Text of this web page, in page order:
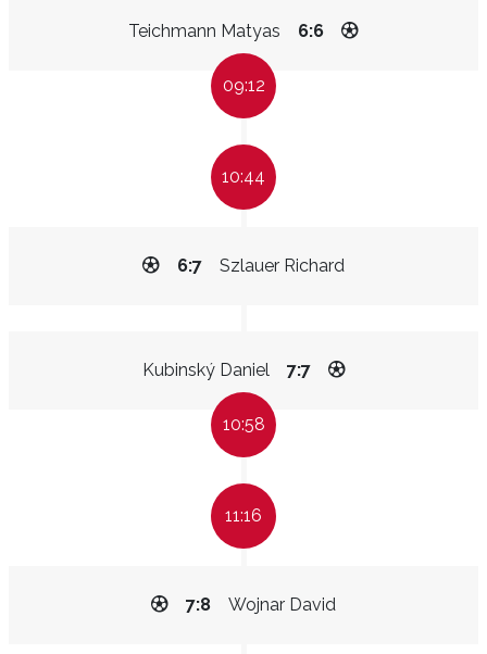
Teichmann Matyas 6:6
09:12
10:44
Szlauer Richard
6:7
Kubinský Daniel 7:7
10:58
11:16
Wojnar David
7:8